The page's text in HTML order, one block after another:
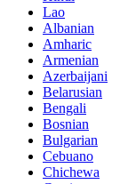
Lao
Albanian
Amharic
Armenian
Azerbaijani
Belarusian
Bengali
Bosnian
Bulgarian
Cebuano
Chichewa